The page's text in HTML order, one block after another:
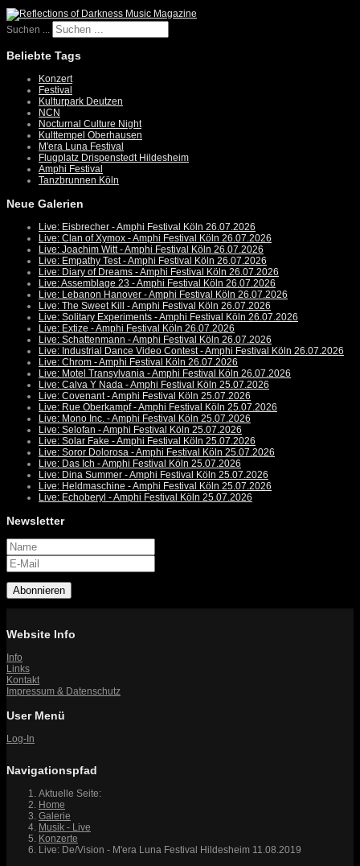
Suchen ...
Beliebte Tags
Konzert
Festival
Kulturpark Deutzen
NCN
Nocturnal Culture Night
Kulttempel Oberhausen
M'era Luna Festival
Flugplatz Drispenstedt Hildesheim
Amphi Festival
Tanzbrunnen Köln
Neue Galerien
Live: Eisbrecher - Amphi Festival Köln 26.07.2026
Live: Clan of Xymox - Amphi Festival Köln 26.07.2026
Live: Joachim Witt - Amphi Festival Köln 26.07.2026
Live: Empathy Test - Amphi Festival Köln 26.07.2026
Live: Diary of Dreams - Amphi Festival Köln 26.07.2026
Live: Assemblage 23 - Amphi Festival Köln 26.07.2026
Live: Lebanon Hanover - Amphi Festival Köln 26.07.2026
Live: The Sweet Kill - Amphi Festival Köln 26.07.2026
Live: Solitary Experiments - Amphi Festival Köln 26.07.2026
Live: Extize - Amphi Festival Köln 26.07.2026
Live: Schattenmann - Amphi Festival Köln 26.07.2026
Live: Industrial Dance Video Contest - Amphi Festival Köln 26.07.2026
Live: Chrom - Amphi Festival Köln 26.07.2026
Live: Motel Transylvania - Amphi Festival Köln 26.07.2026
Live: Calva Y Nada - Amphi Festival Köln 25.07.2026
Live: Covenant - Amphi Festival Köln 25.07.2026
Live: Rue Oberkampf - Amphi Festival Köln 25.07.2026
Live: Mono Inc. - Amphi Festival Köln 25.07.2026
Live: Selofan - Amphi Festival Köln 25.07.2026
Live: Solar Fake - Amphi Festival Köln 25.07.2026
Live: Soror Dolorosa - Amphi Festival Köln 25.07.2026
Live: Das Ich - Amphi Festival Köln 25.07.2026
Live: Dina Summer - Amphi Festival Köln 25.07.2026
Live: Heldmaschine - Amphi Festival Köln 25.07.2026
Live: Echoberyl - Amphi Festival Köln 25.07.2026
Newsletter
Abonnieren
Website Info
Info
Links
Kontakt
Impressum & Datenschutz
User Menü
Log-In
Navigationspfad
Aktuelle Seite:
Home
Galerie
Musik - Live
Konzerte
Live: De/Vision - M'era Luna Festival Hildesheim 11.08.2019